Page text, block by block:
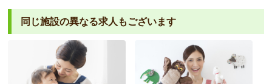
同じ施設の異なる求人もございます